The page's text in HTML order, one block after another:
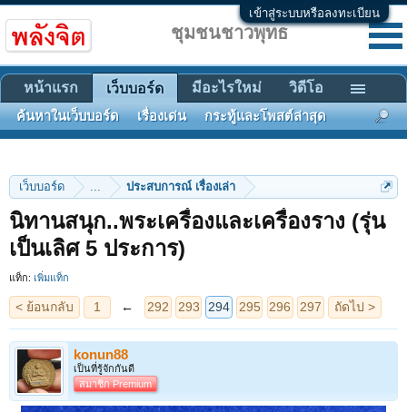
เข้าสู่ระบบหรือลงทะเบียน
เว็บบอร์ด ... ประสบการณ์ เรื่องเล่า
นิทานสนุก..พระเครื่องและเครื่องราง (รุ่น
เป็นเลิศ 5 ประการ)
แท็ก: เพิ่มแท็ก
< ย้อนกลับ 1 ← 292 293 294 295 296 297 ถัดไป >
konun88
เป็นที่รู้จักกันดี
สมาชิก Premium
ชุมชนชาวพุทธ
หน้าแรก เว็บบอร์ด
ค้นหาในเว็บบอร์ด เรื่องเด่น กระทู้และโพสต์ล่าสุด
มีอะไรใหม่ วิดีโอ